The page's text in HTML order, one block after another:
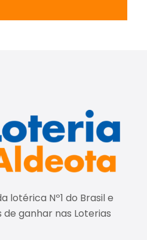
lotérica Nº1 do Brasil e
ganhar nas Loterias